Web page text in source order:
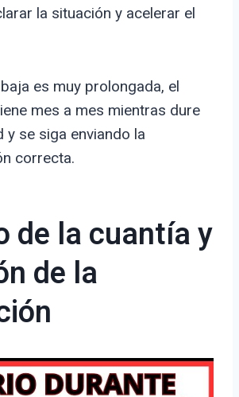
la situación y acelerar el
es muy prolongada, el
mes a mes mientras dure
y se siga enviando la
correcta.
de la cuantía y
de la